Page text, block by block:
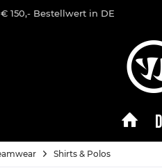
150,- Bestellwert in DE
Shirts & Polos